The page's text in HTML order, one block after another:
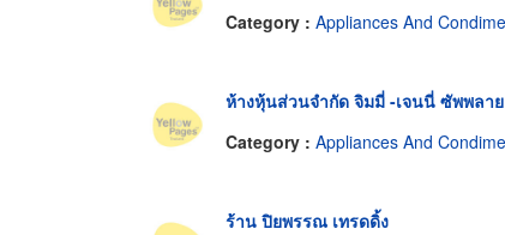
Category : Appliances And Condiments, Bread, Pastries
ห้างหุ้นส่วนจำกัด จิมมี่ -เจนนี่ ซัพพลาย
Category : Appliances And Condiments, Bread, Pastries
ร้าน ปิยพรรณ เทรดดิ้ง